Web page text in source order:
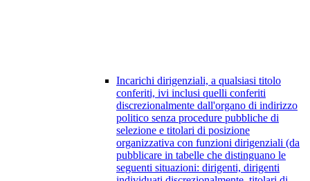
Incarichi dirigenziali, a qualsiasi titolo
conferiti, ivi inclusi quelli conferiti
discrezionalmente dall'organo di indirizzo
politico senza procedure pubbliche di
selezione e titolari di posizione
organizzativa con funzioni dirigenziali (da
pubblicare in tabelle che distinguano le
seguenti situazioni: dirigenti, dirigenti